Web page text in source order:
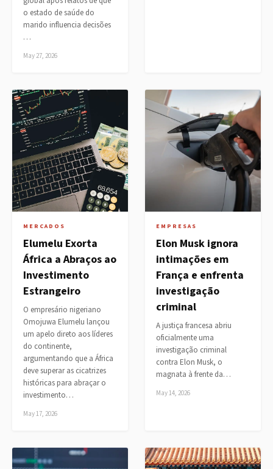
o estado de saúde do
marido influencia decisões
…
May 27, 2026
MERCADOS
Elumelu Exorta
África a Abraços ao
Investimento
Estrangeiro
O empresário nigeriano
Omojuwa Elumelu lançou
um apelo direto aos líderes
do continente,
argumentando que a África
deve superar as cicatrizes
históricas para abraçar o
investimento…
May 17, 2026
EMPRESAS
Elon Musk ignora
intimações em
França e enfrenta
investigação
criminal
A justiça francesa abriu
oficialmente uma
investigação criminal
contra Elon Musk, o
magnata à frente da…
May 14, 2026